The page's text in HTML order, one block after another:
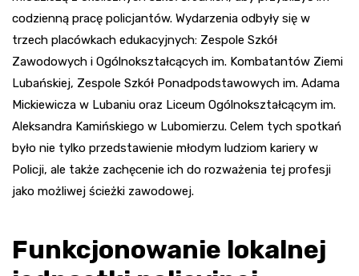
codzienną pracę policjantów. Wydarzenia odbyły się w
trzech placówkach edukacyjnych: Zespole Szkół
Zawodowych i Ogólnokształcących im. Kombatantów Ziemi
Lubańskiej, Zespole Szkół Ponadpodstawowych im. Adama
Mickiewicza w Lubaniu oraz Liceum Ogólnokształcącym im.
Aleksandra Kamińskiego w Lubomierzu. Celem tych spotkań
było nie tylko przedstawienie młodym ludziom kariery w
Policji, ale także zachęcenie ich do rozważenia tej profesji
jako możliwej ścieżki zawodowej.
Funkcjonowanie lokalnej